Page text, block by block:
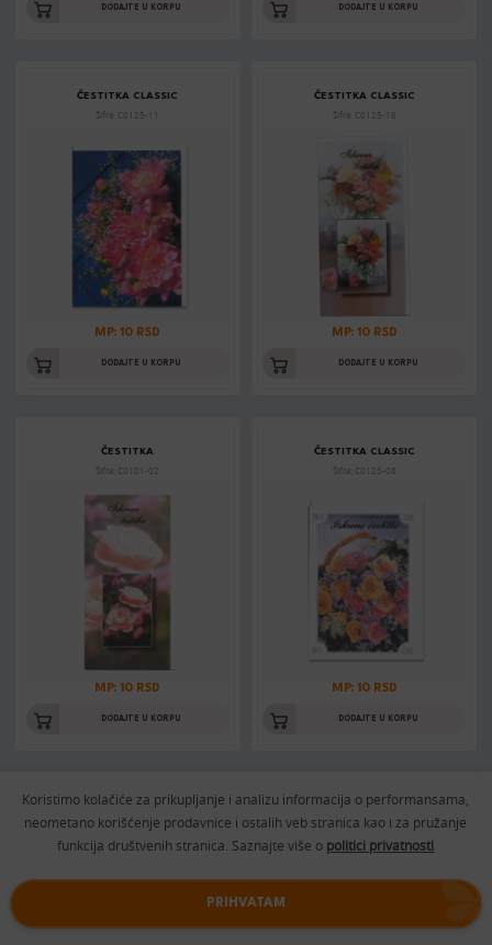
DODAJTE U KORPU DODAJTE U KORPU
ČESTITKA CLASSIC
Šifra: C0125-11
MP: 10 RSD
DODAJTE U KORPU
ČESTITKA CLASSIC
Šifra: C0125-16
MP: 10 RSD
DODAJTE U KORPU
ČESTITKA
Šifra: C0101-02
MP: 10 RSD
DODAJTE U KORPU
ČESTITKA CLASSIC
Šifra: C0125-08
MP: 10 RSD
DODAJTE U KORPU
ČESTITKA CLASSIC
Šifra: C0125-12
ČESTITKA CLASSIC
Šifra: C0125-02
Koristimo kolačiće za prikupljanje i analizu informacija o performansama,
neometano korišćenje prodavnice i ostalih veb stranica kao i za pružanje
funkcija društvenih stranica. Saznajte više o politici privatnosti
PRIHVATAM